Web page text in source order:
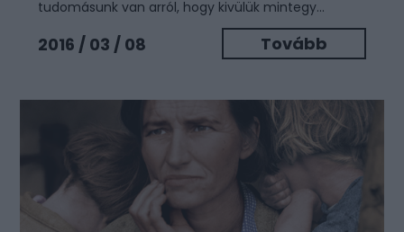
tudomásunk van arról, hogy kivülük mintegy...
2016 / 03 / 08 Tovább